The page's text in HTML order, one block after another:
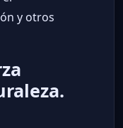
y otros